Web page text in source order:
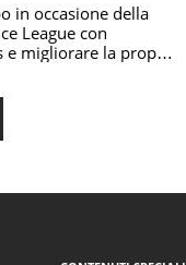
in occasione della
League con
e migliorare la propria